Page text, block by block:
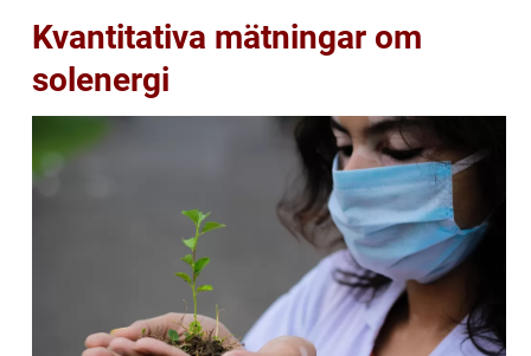
Kvantitativa mätningar om
solenergi